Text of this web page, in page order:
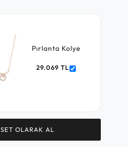
Pırlanta Kolye
29.069 TL
SET OLARAK AL